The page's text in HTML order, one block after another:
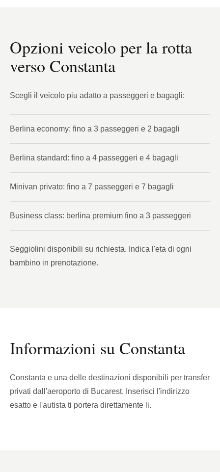
Opzioni veicolo per la rotta
verso Constanta
Scegli il veicolo piu adatto a passeggeri e bagagli:
Berlina economy: fino a 3 passeggeri e 2 bagagli
Berlina standard: fino a 4 passeggeri e 4 bagagli
Minivan privato: fino a 7 passeggeri e 7 bagagli
Business class: berlina premium fino a 3 passeggeri
Seggiolini disponibili su richiesta. Indica l'eta di ogni
bambino in prenotazione.
Informazioni su Constanta
Constanta e una delle destinazioni disponibili per transfer
privati dall'aeroporto di Bucarest. Inserisci l'indirizzo
esatto e l'autista ti portera direttamente li.